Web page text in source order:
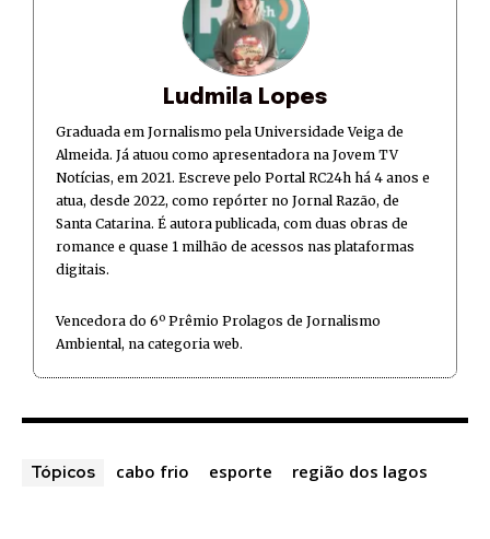
Ludmila Lopes
Graduada em Jornalismo pela Universidade Veiga de
Almeida. Já atuou como apresentadora na Jovem TV
Notícias, em 2021. Escreve pelo Portal RC24h há 4 anos e
atua, desde 2022, como repórter no Jornal Razão, de
Santa Catarina. É autora publicada, com duas obras de
romance e quase 1 milhão de acessos nas plataformas
digitais.
Vencedora do 6º Prêmio Prolagos de Jornalismo
Ambiental, na categoria web.
Tópicos cabo frio esporte região dos lagos